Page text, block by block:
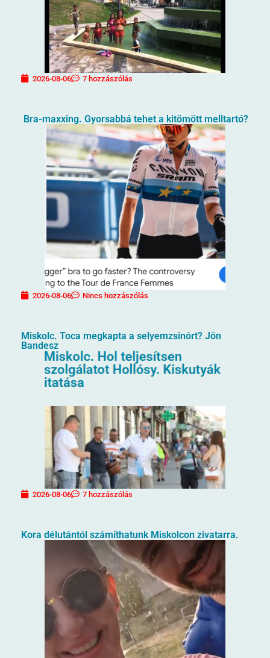
2026-08-06 7 hozzászólás
Bra-maxxing. Gyorsabbá tehet a kitömött melltartó?
2026-08-06 Nincs hozzászólás
Miskolc. Toca megkapta a selyemzsinórt? Jön
Bandesz
2026-08-06 7 hozzászólás
Kora délutántól számíthatunk Miskolcon zivatarra.